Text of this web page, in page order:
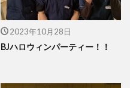
2023年10月28日
BJハロウィンパーティー！！